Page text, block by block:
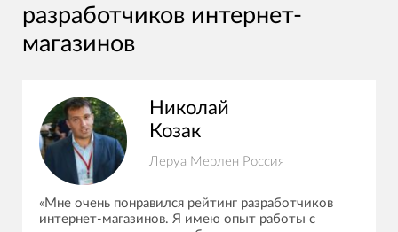
разработчиков интернет-
магазинов
Николай
Козак
Леруа Мерлен Россия
«Мне очень понравился рейтинг разработчиков
интернет-магазинов. Я имею опыт работы с